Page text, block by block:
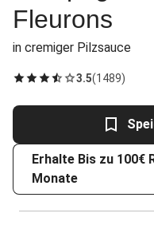
Fleurons
in cremiger Pilzsauce
3.5(1489)
Erhalte Bis zu 100€
Monate